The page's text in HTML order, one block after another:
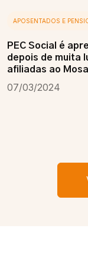
APOSENTADOS E
PEC Social é
depois de muita
afiliadas ao
07/03/2024